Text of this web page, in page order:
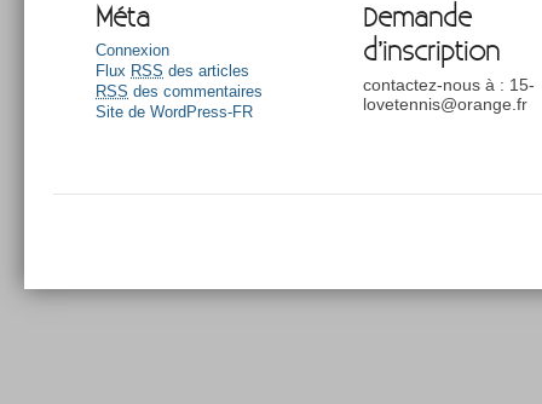
Méta
Connexion
Flux RSS des articles
RSS des commentaires
Site de WordPress-FR
Demande
d’inscription
contactez-nous à : 15-
lovetennis@orange.fr